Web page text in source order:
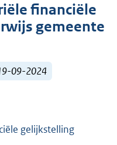
financiële
gemeente
09-2024
gelijkstelling